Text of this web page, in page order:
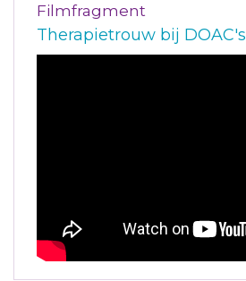
Filmfragment
Therapietrouw bij DOAC's